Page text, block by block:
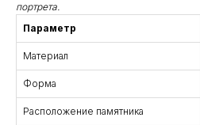
портрета.
Параметр
Материал
Форма
Расположение памятника